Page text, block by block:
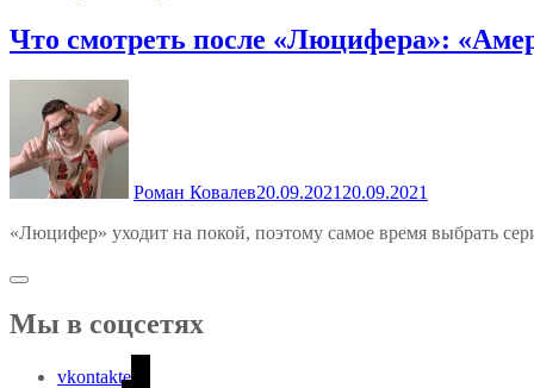
Что смотреть после «Люцифера»:
Роман Ковалев20.09.2021 20.09.2021
«Люцифер» уходит на покой, поэтому самое время выбрать
Мы в соцсетях
vkontakte